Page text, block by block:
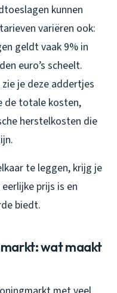
kunnen
variëren ook:
geldt vaak 9% in
euro’s scheelt.
je deze addertjes
de totale kosten,
herstelkosten die
te leggen, krijg je
prijs is en
biedt.
wat maakt